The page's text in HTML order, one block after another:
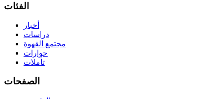
الفئات
أخبار
دراسات
مجتمع القهوة
حوارات
تأملات
الصفحات